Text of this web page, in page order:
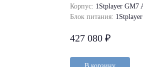
Корпус: 1Stplayer GM7
Блок питания:
427 080 ₽